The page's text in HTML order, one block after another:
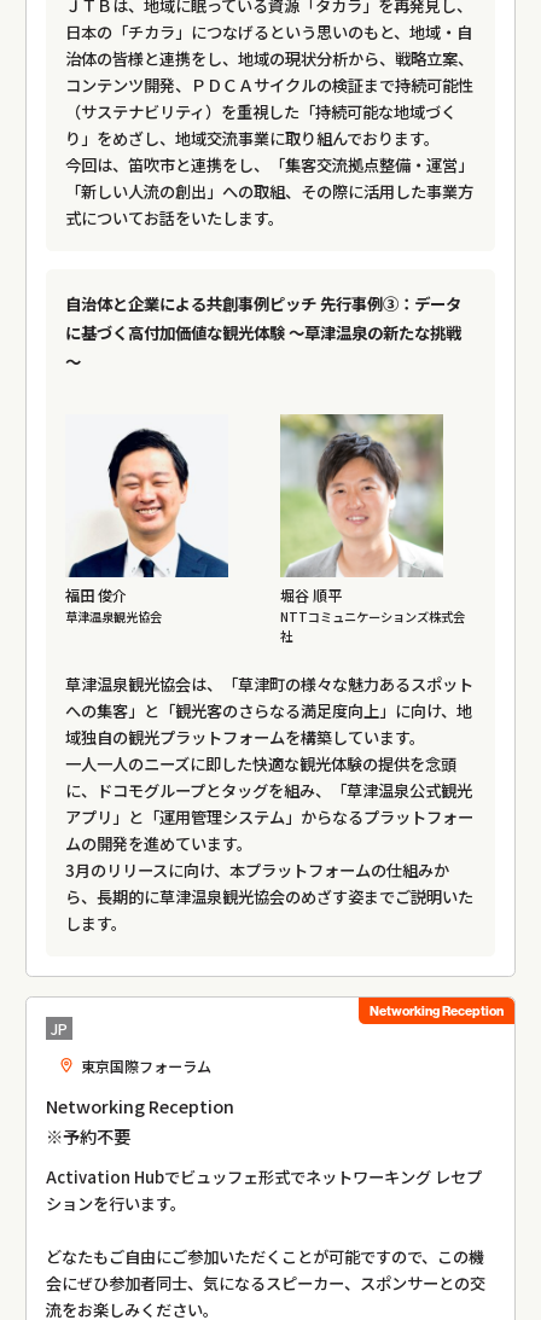
ＪＴＢは、地域に眠っている資源「タカラ」を再発見し、
日本の「チカラ」につなげるという思いのもと、地域・自
治体の皆様と連携をし、地域の現状分析から、戦略立案、
コンテンツ開発、ＰＤＣＡサイクルの検証まで持続可能性
（サステナビリティ）を重視した「持続可能な地域づく
り」をめざし、地域交流事業に取り組んでおります。
今回は、笛吹市と連携をし、「集客交流拠点整備・運営」
「新しい人流の創出」への取組、その際に活用した事業方
式についてお話をいたします。
自治体と企業による共創事例ピッチ 先行事例③：データ
に基づく高付加価値な観光体験 ～草津温泉の新たな挑戦
～
福田 俊介
草津温泉観光協会
堀谷 順平
NTTコミュニケーションズ株式会
社
草津温泉観光協会は、「草津町の様々な魅力あるスポット
への集客」と「観光客のさらなる満足度向上」に向け、地
域独自の観光プラットフォームを構築しています。
一人一人のニーズに即した快適な観光体験の提供を念頭
に、ドコモグループとタッグを組み、「草津温泉公式観光
アプリ」と「運用管理システム」からなるプラットフォー
ムの開発を進めています。
3月のリリースに向け、本プラットフォームの仕組みか
ら、長期的に草津温泉観光協会のめざす姿までご説明いた
します。
Networking Reception
JP
東京国際フォーラム
Networking Reception
※予約不要
Activation Hubでビュッフェ形式でネットワーキング レセプ
ションを行います。
どなたもご自由にご参加いただくことが可能ですので、この機
会にぜひ参加者同士、気になるスピーカー、スポンサーとの交
流をお楽しみください。